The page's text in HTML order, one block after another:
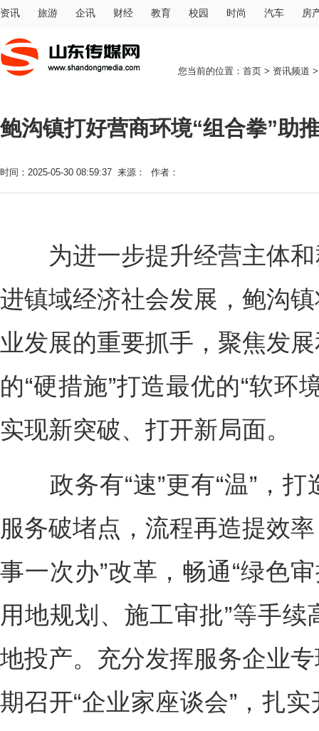
资讯 旅游 企讯 财经 教育 校园 时尚 汽车 房
您当前的位置： 首页 > 资讯频道
鲍沟镇打好营商环境“组合拳”助
时间：2025-05-30 08:59:37 来源： 作者：
为进一步提升经营主体和
进镇域经济社会发展，鲍沟
业发展的重要抓手，聚焦发
的“硬措施”打造最优的“软环
实现新突破、打开新局面。
政务有“速”更有“温”，打
服务破堵点，流程再造提效
事一次办”改革，畅通“绿色
用地规划、施工审批”等手
地投产。充分发挥服务企业
期召开“企业家座谈会”，扎